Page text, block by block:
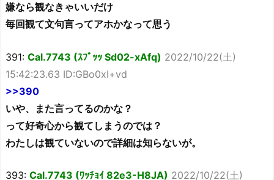
嫌なら観なきゃいいだけ
毎回観て文句言ってアホかなって思う
391: Cal.7743 (ｽﾌﾟｯｯ Sd02-xAfq) 2022/10/22(土)
15:42:23.63 ID:GBo0xI+vd
>>390
いや、また言ってるのかな？
って好奇心から観てしまうのでは？
わたしは観ていないので詳細は知らないが。
393: Cal.7743 (ﾜｯﾁｮｲ 82e3-H8JA) 2022/10/22(土)